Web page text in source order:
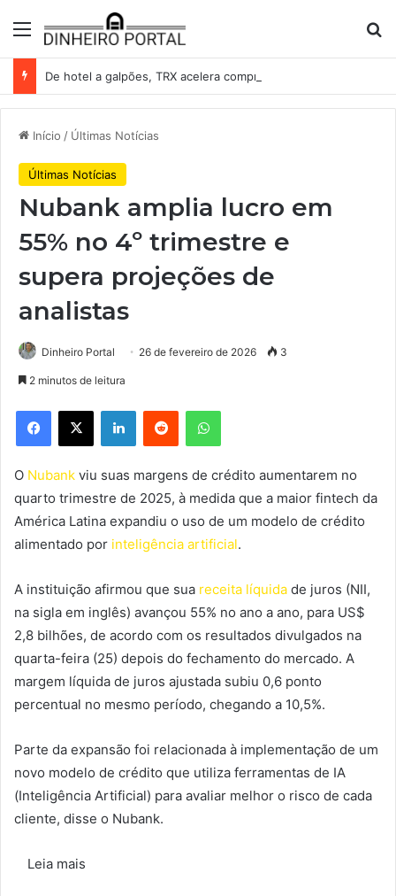
Menu
Início / Últimas Notícias
Últimas Notícias
Nubank amplia lucro em
55% no 4º trimestre e
supera projeções de
analistas
Dinheiro Portal 26 de fevereiro de 2026 3
2 minutos de leitura
Facebook
X LinkedinReddit WhatsApp
O Nubank viu suas margens de crédito aumentarem no
quarto trimestre de 2025, à medida que a maior fintech da
América Latina expandiu o uso de um modelo de crédito
alimentado por inteligência artificial.
A instituição afirmou que sua receita líquida de juros (NII,
na sigla em inglês) avançou 55% no ano a ano, para US$
2,8 bilhões, de acordo com os resultados divulgados na
quarta-feira (25) depois do fechamento do mercado. A
margem líquida de juros ajustada subiu 0,6 ponto
percentual no mesmo período, chegando a 10,5%.
Parte da expansão foi relacionada à implementação de um
novo modelo de crédito que utiliza ferramentas de IA
(Inteligência Artificial) para avaliar melhor o risco de cada
cliente, disse o Nubank.
Leia mais